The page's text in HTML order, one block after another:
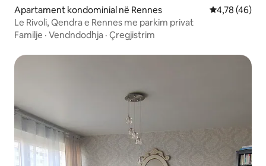
Apartament kondominial në Rennes Vlerësimi
4,78 (46)
Le Rivoli, Qendra e Rennes me parkim privat
Familje · Vendndodhja · Çregjistrim